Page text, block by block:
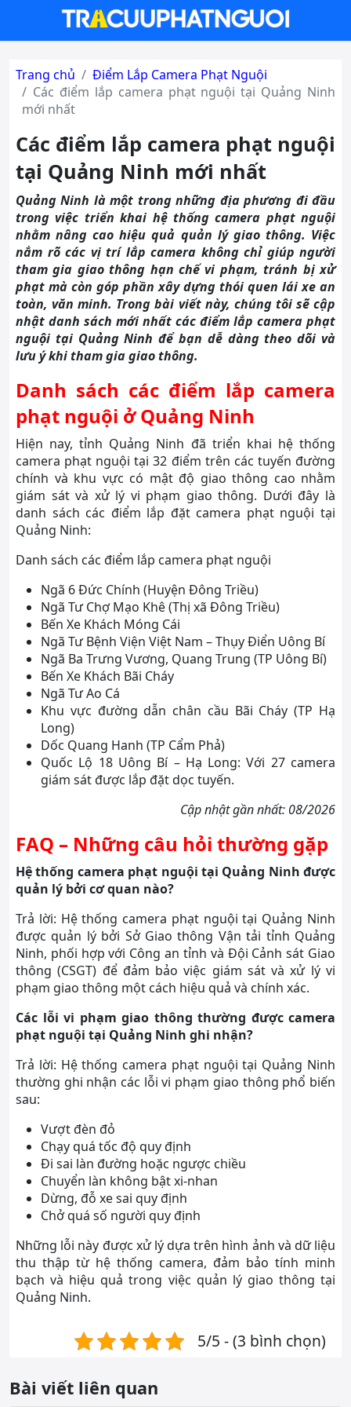
Trang chủ
Điểm Lắp Camera Phạt Nguội
Các điểm lắp camera phạt nguội tại Quảng Ninh
mới nhất
Các điểm lắp camera phạt nguội
tại Quảng Ninh mới nhất
Quảng Ninh là một trong những địa phương đi đầu
trong việc triển khai hệ thống camera phạt nguội
nhằm nâng cao hiệu quả quản lý giao thông. Việc
nắm rõ các vị trí lắp camera không chỉ giúp người
tham gia giao thông hạn chế vi phạm, tránh bị xử
phạt mà còn góp phần xây dựng thói quen lái xe an
toàn, văn minh. Trong bài viết này, chúng tôi sẽ cập
nhật danh sách mới nhất các điểm lắp camera phạt
nguội tại Quảng Ninh để bạn dễ dàng theo dõi và
lưu ý khi tham gia giao thông.
Danh sách các điểm lắp camera
phạt nguội ở Quảng Ninh
Hiện nay, tỉnh Quảng Ninh đã triển khai hệ thống
camera phạt nguội tại 32 điểm trên các tuyến đường
chính và khu vực có mật độ giao thông cao nhằm
giám sát và xử lý vi phạm giao thông. Dưới đây là
danh sách các điểm lắp đặt camera phạt nguội tại
Quảng Ninh:
Danh sách các điểm lắp camera phạt nguội
Ngã 6 Đức Chính (Huyện Đông Triều)
Ngã Tư Chợ Mạo Khê (Thị xã Đông Triều)
Bến Xe Khách Móng Cái
Ngã Tư Bệnh Viện Việt Nam – Thụy Điển Uông Bí
Ngã Ba Trưng Vương, Quang Trung (TP Uông Bí)
Bến Xe Khách Bãi Cháy
Ngã Tư Ao Cá
Khu vực đường dẫn chân cầu Bãi Cháy (TP Hạ
Long)
Dốc Quang Hanh (TP Cẩm Phả)
Quốc Lộ 18 Uông Bí – Hạ Long: Với 27 camera
giám sát được lắp đặt dọc tuyến.
Cập nhật gần nhất: 08/2026
FAQ – Những câu hỏi thường gặp
Hệ thống camera phạt nguội tại Quảng Ninh được
quản lý bởi cơ quan nào?
Trả lời: Hệ thống camera phạt nguội tại Quảng Ninh
được quản lý bởi Sở Giao thông Vận tải tỉnh Quảng
Ninh, phối hợp với Công an tỉnh và Đội Cảnh sát Giao
thông (CSGT) để đảm bảo việc giám sát và xử lý vi
phạm giao thông một cách hiệu quả và chính xác.
Các lỗi vi phạm giao thông thường được camera
phạt nguội tại Quảng Ninh ghi nhận?
Trả lời: Hệ thống camera phạt nguội tại Quảng Ninh
thường ghi nhận các lỗi vi phạm giao thông phổ biến
sau:
Vượt đèn đỏ
Chạy quá tốc độ quy định
Đi sai làn đường hoặc ngược chiều
Chuyển làn không bật xi-nhan
Dừng, đỗ xe sai quy định
Chở quá số người quy định
Những lỗi này được xử lý dựa trên hình ảnh và dữ liệu
thu thập từ hệ thống camera, đảm bảo tính minh
bạch và hiệu quả trong việc quản lý giao thông tại
Quảng Ninh.
5/5 - (3 bình chọn)
Bài viết liên quan